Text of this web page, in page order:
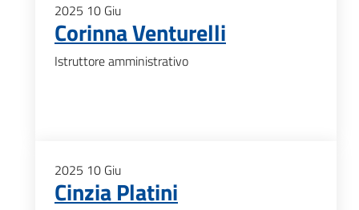
2025 10 Giu
Corinna Venturelli
Istruttore amministrativo
2025 10 Giu
Cinzia Platini